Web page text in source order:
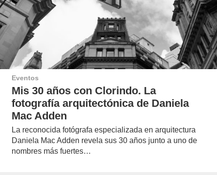
Eventos
Mis 30 años con Clorindo. La
fotografía arquitectónica de Daniela
Mac Adden
La reconocida fotógrafa especializada en arquitectura
Daniela Mac Adden revela sus 30 años junto a uno de
nombres más fuertes…